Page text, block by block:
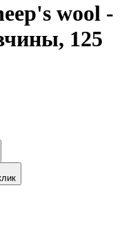
wool -
125